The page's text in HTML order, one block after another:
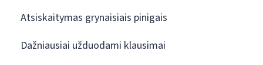
Atsiskaitymas grynaisiais pinigais
Dažniausiai užduodami klausimai